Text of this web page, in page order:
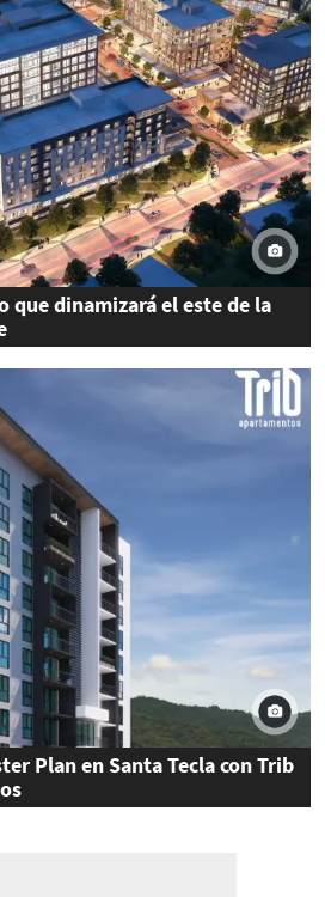
que dinamizará el este de la
Plan en Santa Tecla con Trib